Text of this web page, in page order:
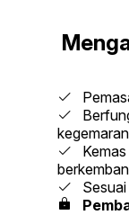
Sesuai